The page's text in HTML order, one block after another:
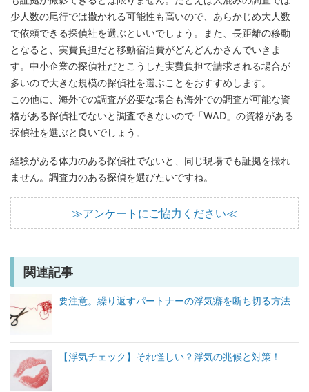
少人数の尾行では撒かれる可能性も高いので、あらかじめ大人数
で依頼できる探偵社を選ぶといいでしょう。また、長距離の移動
となると、実費負担だと移動宿泊費がどんどんかさんでいきま
す。中小企業の探偵社だとこうした実費負担で請求される場合が
多いので大きな規模の探偵社を選ぶことをおすすめします。
この他に、海外での調査が必要な場合も海外での調査が可能な資
格がある探偵社でないと調査できないので「WAD」の資格がある
探偵社を選ぶと良いでしょう。
経験がある体力のある探偵社でないと、同じ現場でも証拠を撮れ
ません。調査力のある探偵を選びたいですね。
≫アンケートにご協力ください≪
関連記事
要注意。繰り返すパートナーの浮気癖を断ち切る方法
【浮気チェック】それ怪しい？浮気の兆候と対策！